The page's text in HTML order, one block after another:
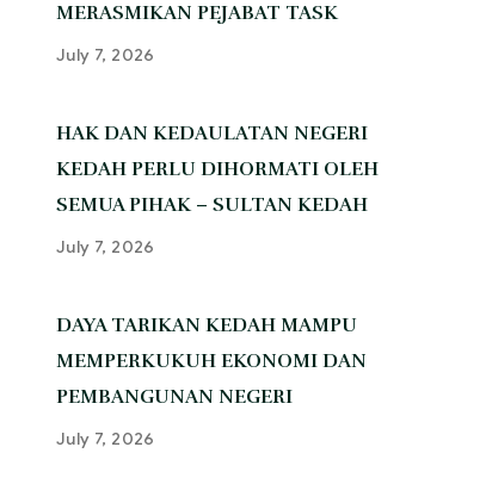
MERASMIKAN PEJABAT TASK
July 7, 2026
‎HAK DAN KEDAULATAN NEGERI
KEDAH PERLU DIHORMATI OLEH
SEMUA PIHAK – SULTAN KEDAH
July 7, 2026
‎DAYA TARIKAN KEDAH MAMPU
MEMPERKUKUH EKONOMI DAN
PEMBANGUNAN NEGERI
July 7, 2026